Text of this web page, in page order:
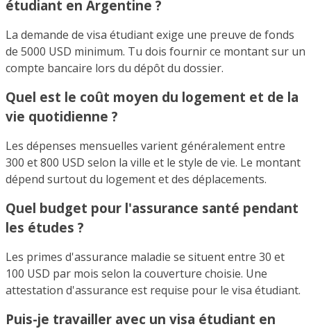
étudiant en Argentine ?
La demande de visa étudiant exige une preuve de fonds
de 5000 USD minimum. Tu dois fournir ce montant sur un
compte bancaire lors du dépôt du dossier.
Quel est le coût moyen du logement et de la
vie quotidienne ?
Les dépenses mensuelles varient généralement entre
300 et 800 USD selon la ville et le style de vie. Le montant
dépend surtout du logement et des déplacements.
Quel budget pour l'assurance santé pendant
les études ?
Les primes d'assurance maladie se situent entre 30 et
100 USD par mois selon la couverture choisie. Une
attestation d'assurance est requise pour le visa étudiant.
Puis-je travailler avec un visa étudiant en